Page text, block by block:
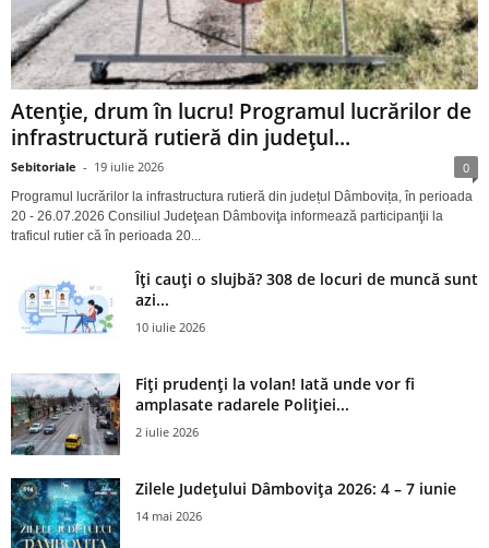
Atenție, drum în lucru! Programul lucrărilor de
infrastructură rutieră din județul...
Sebitoriale - 19 iulie 2026 0
Programul lucrărilor la infrastructura rutieră din județul Dâmbovița, în perioada
20 - 26.07.2026 Consiliul Judeţean Dâmboviţa informează participanţii la
traficul rutier că în perioada 20...
Îți cauți o slujbă? 308 de locuri de muncă sunt
azi...
10 iulie 2026
Fiți prudenți la volan! Iată unde vor fi
amplasate radarele Poliției...
2 iulie 2026
Zilele Județului Dâmbovița 2026: 4 – 7 iunie
14 mai 2026